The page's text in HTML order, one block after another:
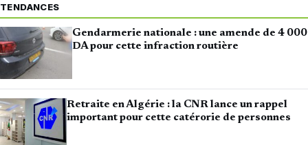
TENDANCES
Gendarmerie nationale : une amende de 4 000
DA pour cette infraction routière
Retraite en Algérie : la CNR lance un rappel
important pour cette catérorie de personnes